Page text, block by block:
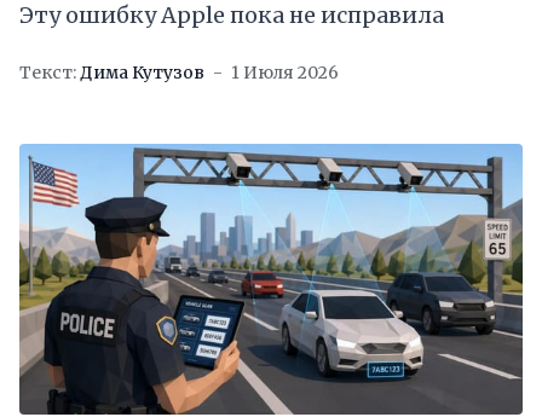
Эту ошибку Apple пока не исправила
Текст:Дима Кутузов 1 Июля 2026